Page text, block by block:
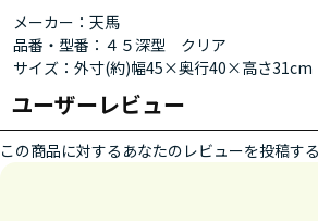
メーカー：天馬
品番・型番：４５深型 クリア
サイズ：外寸(約)幅45×奥行40×高さ31cm
ユーザーレビュー
この商品に対するあなたのレビューを投稿す